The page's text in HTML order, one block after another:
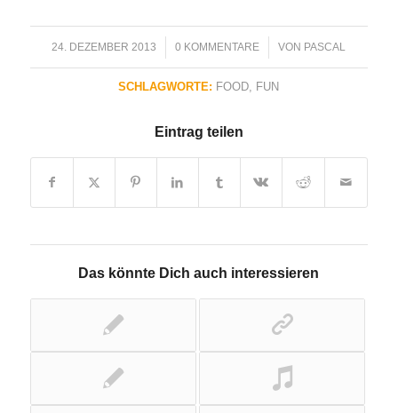
24. DEZEMBER 2013
/ 0 KOMMENTARE
/ VON PASCAL
SCHLAGWORTE: FOOD, FUN
Eintrag teilen
Das könnte Dich auch interessieren